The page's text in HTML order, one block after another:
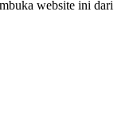
website ini dari